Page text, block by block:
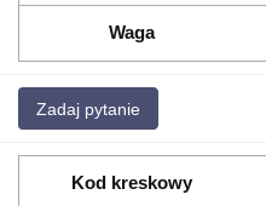
Waga
Zadaj pytanie
Kod kreskowy